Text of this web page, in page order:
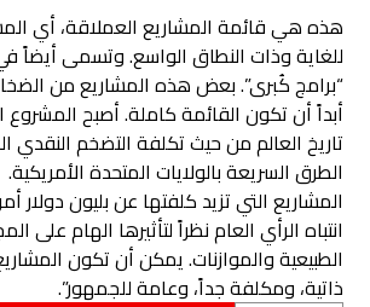
هذه هي قائمة المشاريع العملاقة، أي
للغاية وذات النطاق الواسع. وتسمى أيضاً
“برامج كُبرى”. بعض هذه المشاريع من
أبداً أن تكون القائمة كاملة. أصبح المشروع
تاريخ العالم من حيث تكلفة التضخم
الطرق السريعة بالولايات المتحدة الأمريكية.
المشاريع التي تزيد كلفتها عن بليون دولار
انتباه الرأي العام نظراً لتأثيرها الهام على
الطبيعية والموازنات. يمكن أن تكون
ذاتية، ومكلفة جداً، وعامة للجمهور”.